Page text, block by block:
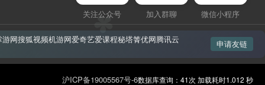
关注公众号 加入群聊 微信小程序
游网搜狐视频机游网爱奇艺爱课程秘塔箐优网腾讯云 申请友链
沪ICP备19005567号-6数据库查询：41次 加载耗时1.012 秒